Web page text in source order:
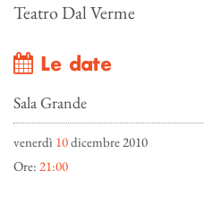
Teatro Dal Verme
Le date
Sala Grande
venerdì 10dicembre 2010
Ore: 21:00